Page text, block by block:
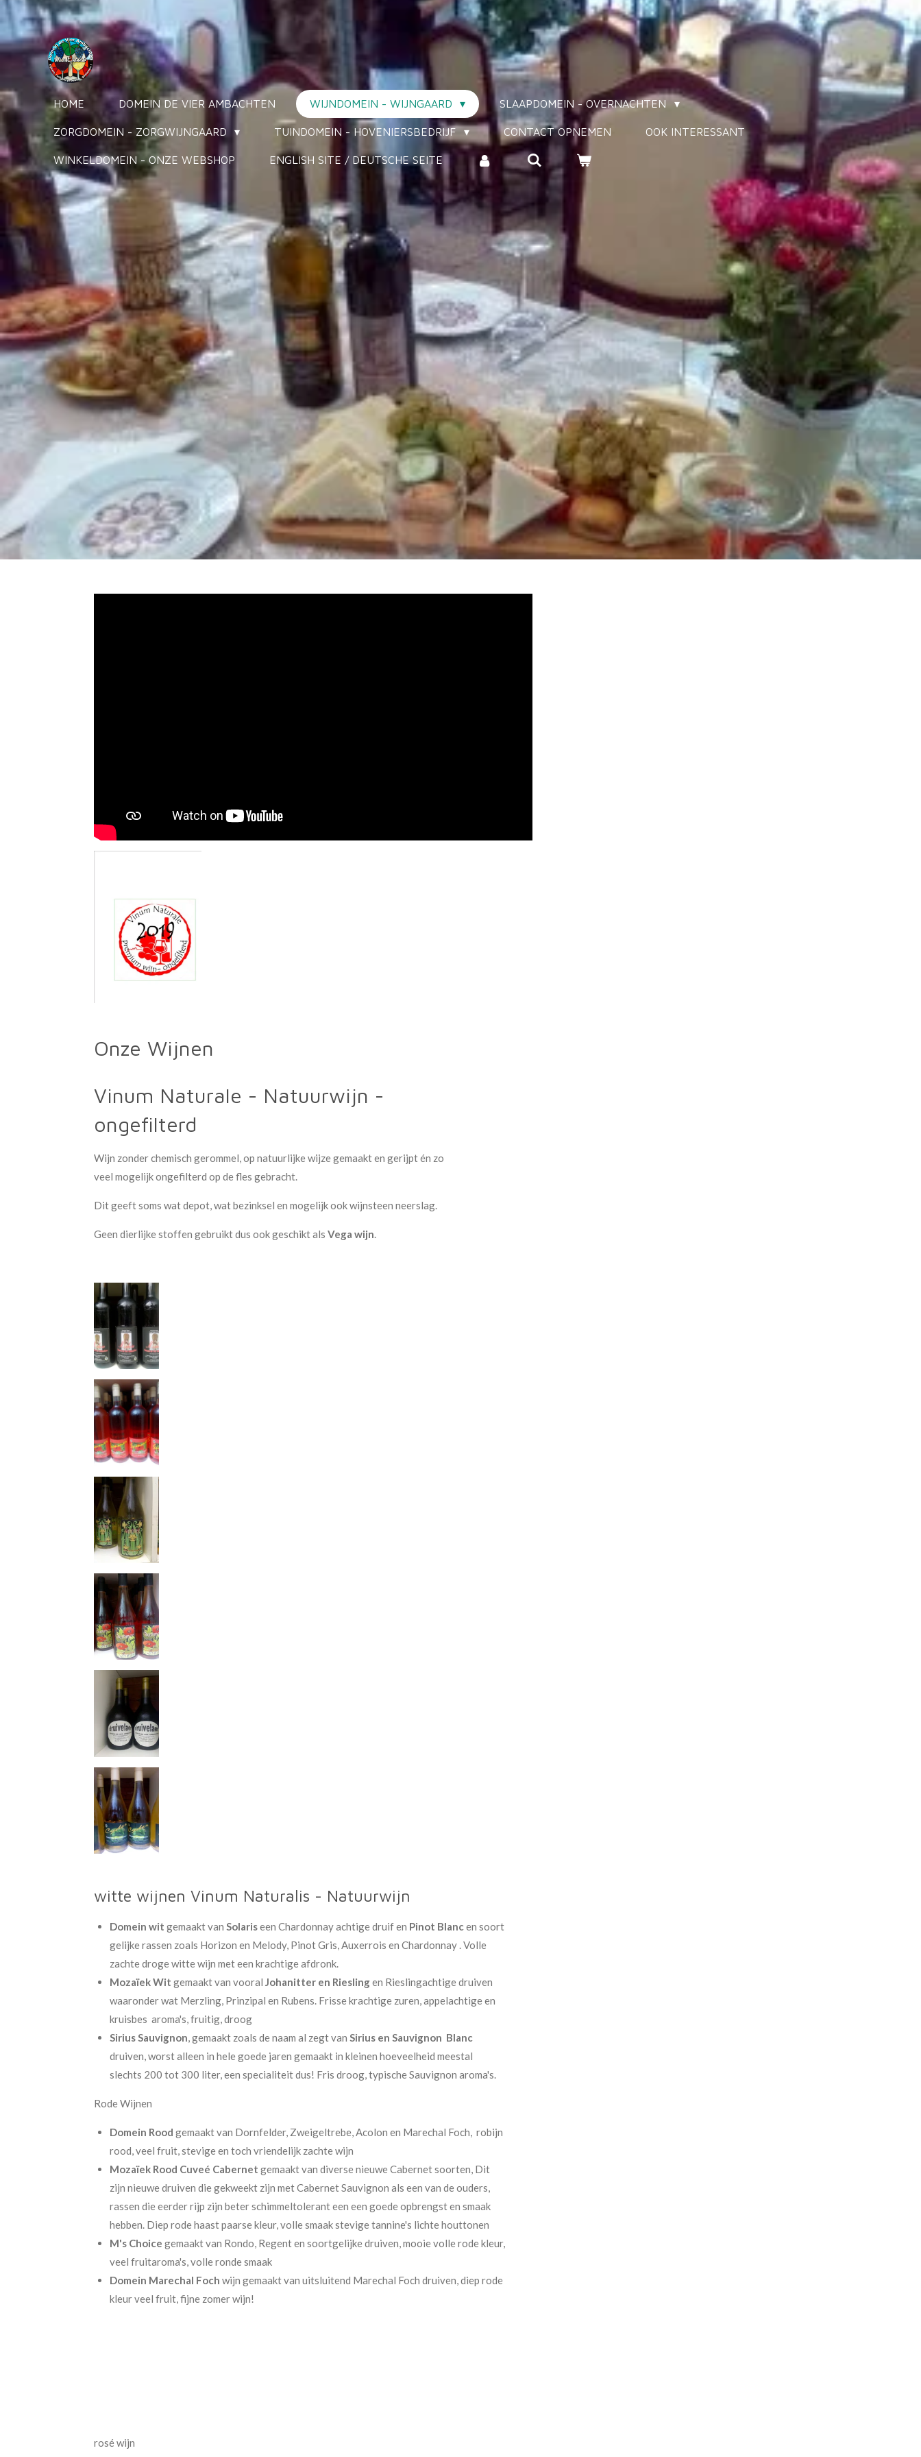
direct
naar
hoofdinhoud
HOME DOMEIN DE VIER AMBACHTEN WIJNDOMEIN - WIJNGAARD SLAAPDOMEIN - OVERNACHTEN
ZORGDOMEIN - ZORGWIJNGAARD TUINDOMEIN - HOVENIERSBEDRIJF CONTACT OPNEMEN OOK INTERESSANT
WINKELDOMEIN - ONZE WEBSHOP ENGLISH SITE / DEUTSCHE SEITE
Onze Wijnen
Vinum Naturale - Natuurwijn -
ongefilterd
Wijn zonder chemisch gerommel, op natuurlijke wijze gemaakt en gerijpt én zo
veel mogelijk ongefilterd op de fles gebracht.
Dit geeft soms wat depot, wat bezinksel en mogelijk ook wijnsteen neerslag.
Geen dierlijke stoffen gebruikt dus ook geschikt als Vega wijn.
witte wijnen Vinum Naturalis - Natuurwijn
Domein wit gemaakt van Solariseen Chardonnay achtige druif en Pinot Blancen soort
gelijke rassen zoals Horizon en Melody, Pinot Gris, Auxerrois en Chardonnay . Volle
zachte droge witte wijn met een krachtige afdronk.
Mozaïek Wit gemaakt van vooral Johanitter en Rieslingen Rieslingachtige druiven
waaronder wat Merzling, Prinzipal en Rubens. Frisse krachtige zuren, appelachtige en
kruisbes aroma's, fruitig, droog
Sirius Sauvignon, gemaakt zoals de naam al zegt van Sirius en Sauvignon Blanc
druiven, worst alleen in hele goede jaren gemaakt in kleinen hoeveelheid meestal
slechts 200 tot 300 liter, een specialiteit dus! Fris droog, typische Sauvignon aroma's.
Rode Wijnen
Domein Rood gemaakt van Dornfelder, Zweigeltrebe, Acolon en Marechal Foch, robijn
rood, veel fruit, stevige en toch vriendelijk zachte wijn
Mozaïek Rood Cuveé Cabernet gemaakt van diverse nieuwe Cabernet soorten, Dit
zijn nieuwe druiven die gekweekt zijn met Cabernet Sauvignon als een van de ouders,
rassen die eerder rijp zijn beter schimmeltolerant een een goede opbrengst en smaak
hebben. Diep rode haast paarse kleur, volle smaak stevige tannine's lichte houttonen
M's Choice gemaakt van Rondo, Regent en soortgelijke druiven, mooie volle rode kleur,
veel fruitaroma's, volle ronde smaak
Domein Marechal Foch wijn gemaakt van uitsluitend Marechal Foch druiven, diep rode
kleur veel fruit, fijne zomer wijn!
rosé wijn